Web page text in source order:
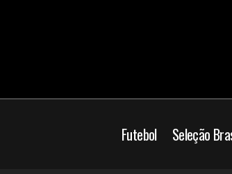
Futebol Seleção